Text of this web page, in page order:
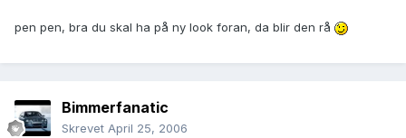
pen pen, bra du skal ha på ny look foran, da blir den rå
Bimmerfanatic
Skrevet April 25, 2006